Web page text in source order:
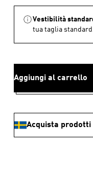
Vestibilità
tua taglia
Aggiungi al carrello
Acquista prodotti